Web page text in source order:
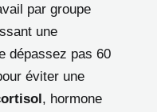
par groupe
une
dépassez pas 60
éviter une
, hormone